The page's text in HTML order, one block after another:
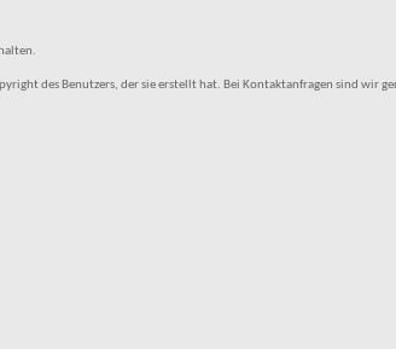
des Benutzers, der sie erstellt hat. Bei Kontaktanfragen sind wir